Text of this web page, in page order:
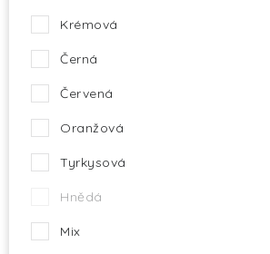
Krémová
Černá
Červená
Oranžová
Tyrkysová
Hnědá
Mix